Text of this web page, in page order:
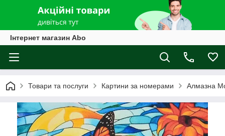
Інтернет магазин Abo
Товари та послуги Картини за номерами Алмазна